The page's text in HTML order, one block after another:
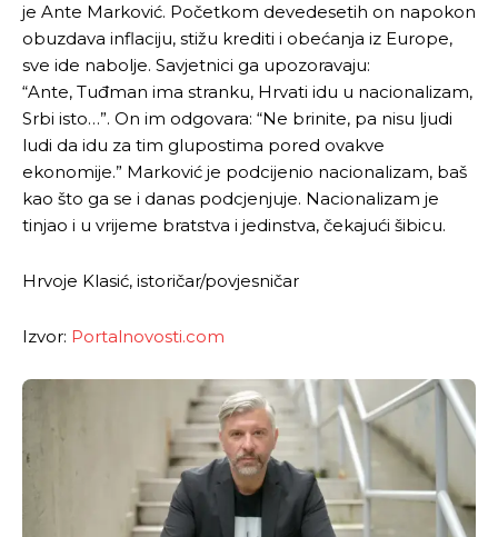
je Ante Marković. Početkom devedesetih on napokon
obuzdava inflaciju, stižu krediti i obećanja iz Europe,
sve ide nabolje. Savjetnici ga upozoravaju:
“Ante, Tuđman ima stranku, Hrvati idu u nacionalizam,
Srbi isto…”. On im odgovara: “Ne brinite, pa nisu ljudi
ludi da idu za tim glupostima pored ovakve
ekonomije.” Marković je podcijenio nacionalizam, baš
kao što ga se i danas podcjenjuje. Nacionalizam je
tinjao i u vrijeme bratstva i jedinstva, čekajući šibicu.
Hrvoje Klasić, istoričar/povjesničar
Izvor: Portalnovosti.com